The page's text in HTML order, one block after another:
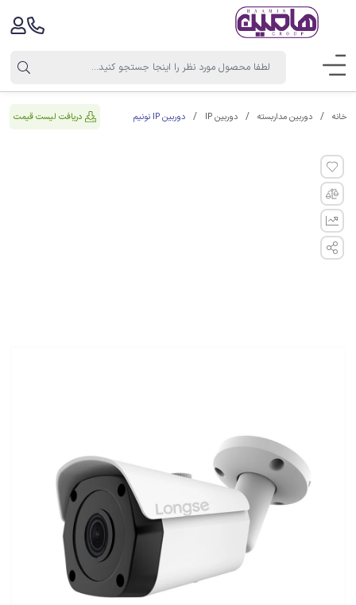
خانه دوربین مداربسته دوربین IP دوربین IP نونیم دریافت لیست قیمت